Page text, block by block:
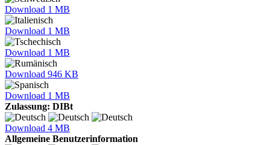
Download 1 MB
Download 1 MB
Download 1 MB
Download 946 KB
Download 1 MB
Zulassung: DIBt
Download 4 MB
Allgemeine Benutzerinformation